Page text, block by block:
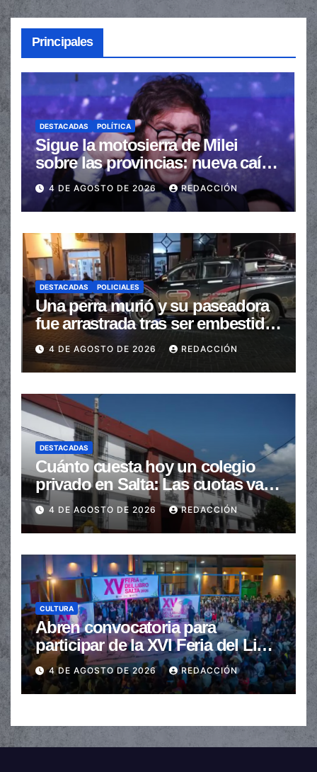
Principales
DESTACADAS POLÍTICA
Sigue la motosierra de Milei
sobre las provincias: nueva caída
de las transferencias no
automáticas
4 DE AGOSTO DE 2026 REDACCIÓN
DESTACADAS POLICIALES
Una perra murió y su paseadora
fue arrastrada tras ser embestidas
en la senda peatonal
4 DE AGOSTO DE 2026 REDACCIÓN
DESTACADAS
Cuánto cuesta hoy un colegio
privado en Salta: Las cuotas van
de $110.000 a más de $600.000
4 DE AGOSTO DE 2026 REDACCIÓN
CULTURA
Abren convocatoria para
participar de la XVI Feria del Libro
de Salta
4 DE AGOSTO DE 2026 REDACCIÓN